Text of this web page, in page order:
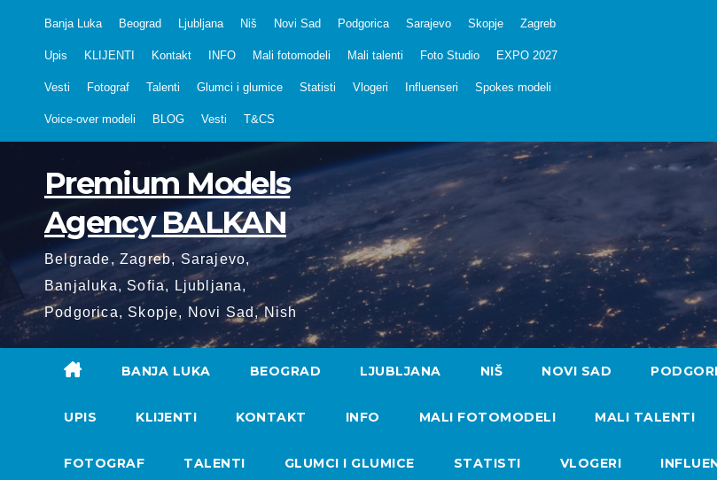
Banja Luka Beograd Ljubljana Niš Novi Sad Podgorica Sarajevo Skopje Zagreb
Upis KLIJENTI Kontakt INFO Mali fotomodeli Mali talenti Foto Studio EXPO 2027
Vesti Fotograf Talenti Glumci i glumice Statisti Vlogeri Influenseri Spokes modeli
Voice-over modeli BLOG Vesti T&CS
Premium Models
Agency BALKAN
Belgrade, Zagreb, Sarajevo,
Banjaluka, Sofia, Ljubljana,
Podgorica, Skopje, Novi Sad, Nish
BANJA LUKA BEOGRAD LJUBLJANA NIŠ NOVI SAD
UPIS KLIJENTI KONTAKT INFO MALI FOTOMODELI MALI TALENTI
FOTOGRAF TALENTI GLUMCI I GLUMICE STATISTI VLOGERI